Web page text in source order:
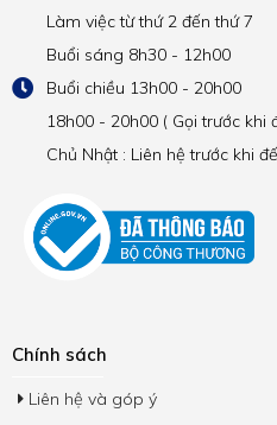
Làm việc từ thứ 2 đến thứ 7
Buổi sáng 8h30 - 12h00
Buổi chiều 13h00 - 20h00
18h00 - 20h00 ( Gọi trước khi
Chủ Nhật : Liên hệ trước khi
Chính sách
Liên hệ và góp ý